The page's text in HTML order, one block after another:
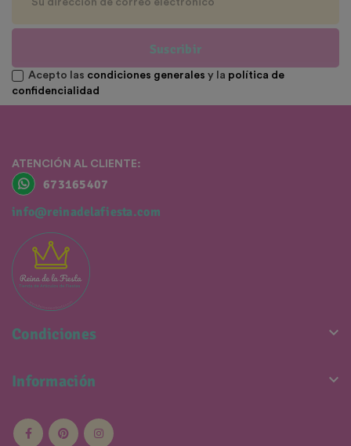
Suscribir
Acepto las condiciones generales y la política de
confidencialidad
ATENCIÓN AL CLIENTE:
673165407
info@reinadelafiesta.com
Condiciones 
Información 